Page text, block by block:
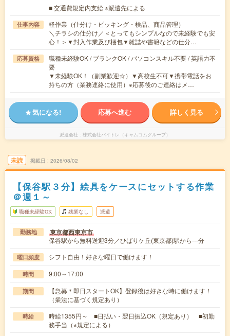
■ 交通費規定内支給 ※派遣先による
仕事内容
軽作業（仕分け・ピッキング・検品、商品管理）
＼チラシの仕分け／＜とってもシンプルなので未経験でも安
心！＞▼封入作業及び梱包▼雑誌や書籍などの仕分…
応募資格
職種未経験OK / ブランクOK / パソコンスキル不要 / 英語力不
要
▼未経験OK！（副業歓迎☆）▼高校生不可▼携帯電話をお
持ちの方（業務連絡に使用）※応募後のご連絡はメ…
気になる! 応募へ進む 詳しく見る
派遣会社 株式会社バイトレ（キャムコムグループ）
未読 掲載日 2026/08/02
【保谷駅３分】絵具をケースにセットする作業
＠週１～
職種未経験OK 残業なし 派遣
勤務地 東京都西東京市
保谷駅から無料送迎3分／ひばりケ丘(東京都)駅から---分
曜日頻度 シフト自由！好きな曜日で働けます！
時間 9:00～17:00
期間
【急募＊即日スタートOK】登録後は好きな時に働けます！
（業法に基づく規定あり）
時給
時給1355円～ ■日払い・翌日振込OK（規定あり） ■初勤
務手当（※規定による）